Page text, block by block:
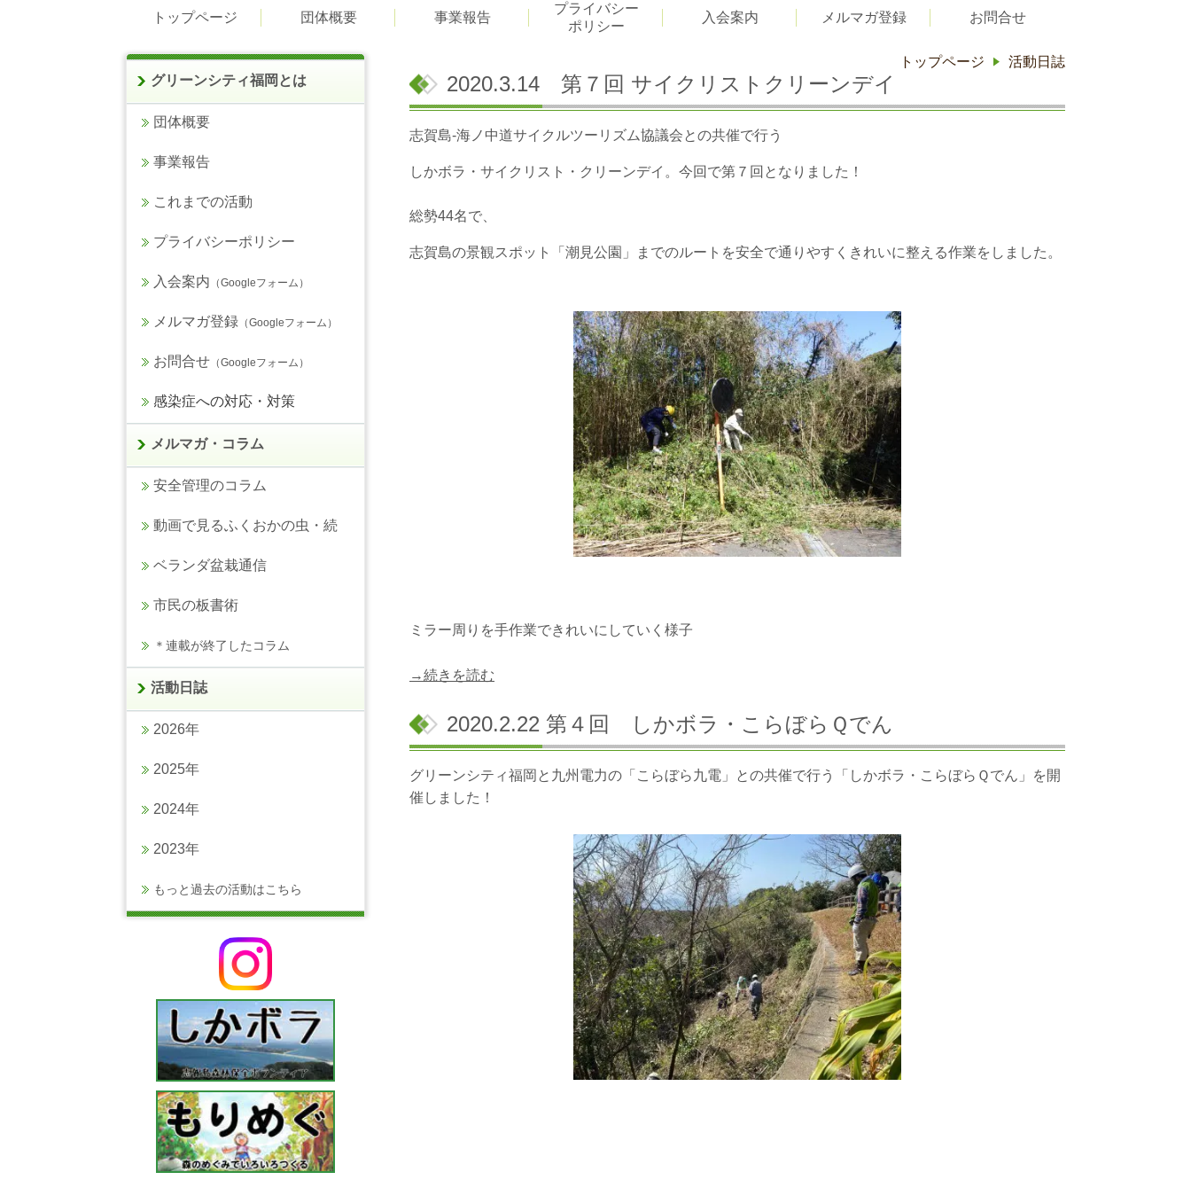
トップページ 団体概要 事業報告
プライバシー
ポリシー
入会案内 メルマガ登録 お問合せ
トップページ 活動日誌
2020.3.14 第７回 サイクリストクリーンデイ
志賀島-海ノ中道サイクルツーリズム協議会との共催で行う
しかボラ・サイクリスト・クリーンデイ。今回 で第７回となりました！
総勢44名で、
志賀島の景観スポット「潮見公園」までのルートを安全で通りやすくきれいに整える作業をしました。
ミラー周りを手作業できれいにしていく様子
→続きを読む
2020.2.22 第４回 しかボラ・こらぼらＱでん
グリーンシティ福岡と九州電力の「こらぼら九電」との共催で行う
「しかボラ・こらぼらＱでん」を開
催しました！
グリーンシティ福岡とは
団体概要
事業報告
これまでの活動
プライバシーポリシー
入会案内 （Googleフォーム）
メルマガ登録 （Googleフォーム）
お問合せ （Googleフォーム）
感染症への対応・対策
メルマガ・コラム
安全管理のコラム
動画で見るふくおかの虫・続
ベランダ盆栽通信
市民の板書術
＊連載が終了したコラム
活動日誌
2026年
2025年
2024年
2023年
もっと過去の活動はこちら